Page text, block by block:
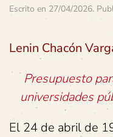
Escrito en 27/04/2026.
Lenin Chacón
Presupuesto
universidades
El 24 de abril de